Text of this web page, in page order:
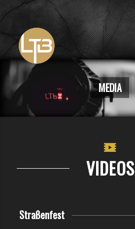
MEDIA
VIDEOS
Straßenfest